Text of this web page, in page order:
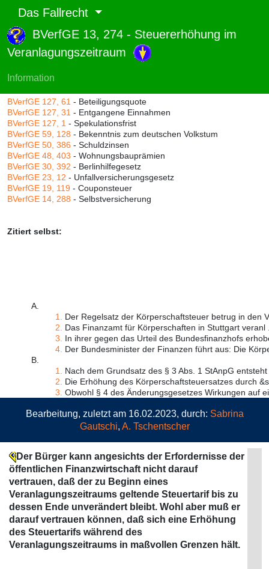
Das Fallrecht
BVerfGE 13, 274 - Steuererhöhung im
Veranlagungszeitraum
Information
Abruf und Rang:
RTF-Version(Seiten,Linien),Druckversion
BVerfGE 127, 61 - Beteiligungsquote
BVerfGE 127, 31 - Entgangene Einnahmen
BVerfGE 127, 1 - Spekulationsfrist
BVerfGE 59, 128 - Bekenntnis zum deutschen Volkstum
BVerfGE 50, 386 - Schuldzinsen
BVerfGE 48, 403 - Wohnungsbauprämien
BVerfGE 30, 392 - Berlinhilfegesetz
BVerfGE 23, 12 - Unfallversicherungsgesetz
BVerfGE 19, 119 - Couponsteuer
BVerfGE 14, 288 - Selbstversicherung
Zitiert selbst:
A.
1.
Der Regelsatz der Körperschaftsteuer betrug in den
2.
Das Finanzamt für Körperschaften in Stuttgart veranl
3.
In ihrer gegen das Urteil des Bundesfinanzhofs
4. Der Bundesminister der Finanzen führt aus: Die
B.
1.
Nach dem Grundsatz des § 3 Abs. 1 StAnpG
2.
Die Erhöhung des Körperschaftsteuersatzes durch
3. Obwohl § 4 des Änderungsgesetzes Wirkungen auf
Bearbeitung, zuletzt am 16.02.2023, durch: Sabrina
Gautschi, A. Tschentscher
Der Bürger kann angesichts der Erfordernisse der
öffentlichen Finanzwirtschaft nicht darauf
vertrauen, daß der zu Beginn eines
Veranlagungszeitraums geltende Steuertarif bis zu
dessen Ende unverändert bleibt. Wohl aber muß er
darauf vertrauen können, daß sich eine Erhöhung
des Steuertarifs während des
Veranlagungszeitraums in maßvollen Grenzen hält.